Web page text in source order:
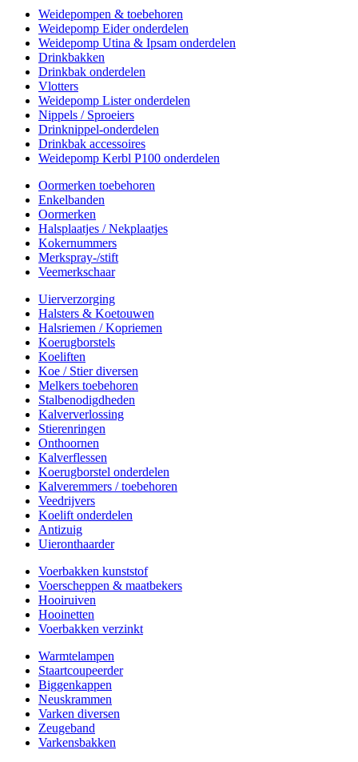
Weidepompen & toebehoren
Weidepomp Eider onderdelen
Weidepomp Utina & Ipsam onderdelen
Drinkbakken
Drinkbak onderdelen
Vlotters
Weidepomp Lister onderdelen
Nippels / Sproeiers
Drinknippel-onderdelen
Drinkbak accessoires
Weidepomp Kerbl P100 onderdelen
Oormerken toebehoren
Enkelbanden
Oormerken
Halsplaatjes / Nekplaatjes
Kokernummers
Merkspray-/stift
Veemerkschaar
Uierverzorging
Halsters & Koetouwen
Halsriemen / Kopriemen
Koerugborstels
Koeliften
Koe / Stier diversen
Melkers toebehoren
Stalbenodigdheden
Kalververlossing
Stierenringen
Onthoornen
Kalverflessen
Koerugborstel onderdelen
Kalveremmers / toebehoren
Veedrijvers
Koelift onderdelen
Antizuig
Uieronthaarder
Voerbakken kunststof
Voerscheppen & maatbekers
Hooiruiven
Hooinetten
Voerbakken verzinkt
Warmtelampen
Staartcoupeerder
Biggenkappen
Neuskrammen
Varken diversen
Zeugeband
Varkensbakken